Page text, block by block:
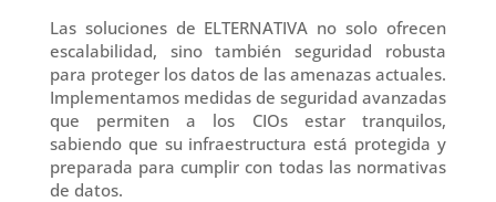
Las soluciones de ELTERNATIVA no solo ofrecen
escalabilidad, sino también seguridad robusta
para proteger los datos de las amenazas actuales.
Implementamos medidas de seguridad avanzadas
que permiten a los CIOs estar tranquilos,
sabiendo que su infraestructura está protegida y
preparada para cumplir con todas las normativas
de datos.